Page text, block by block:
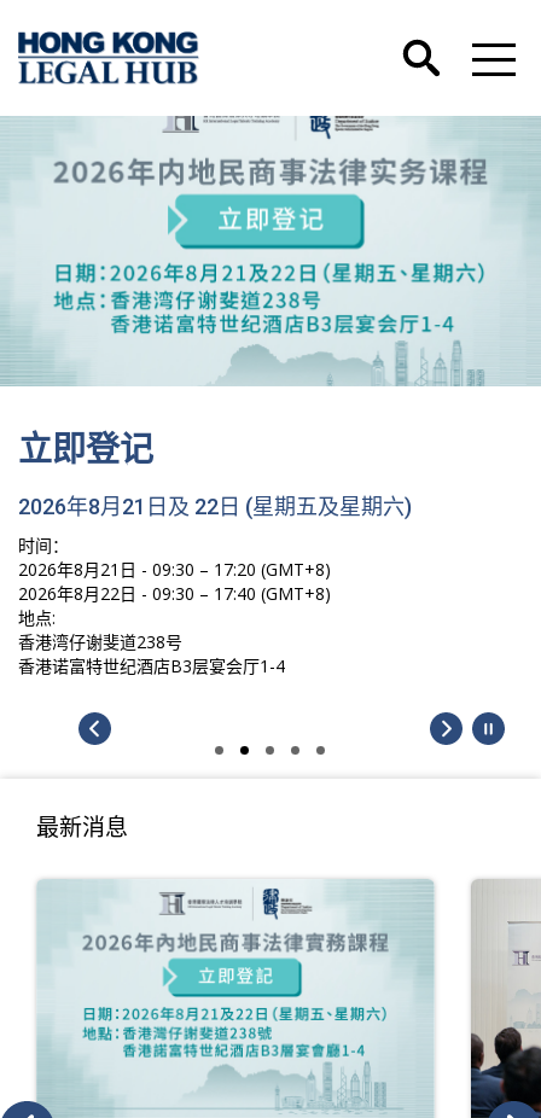
立即登记
2026年8月21日及 22日 (星期五及星期六)
时间：
2026年8月21日 - 09:30 – 17:20 (GMT+8)
2026年8月22日 - 09:30 – 17:40 (GMT+8)
地点:
香港湾仔谢斐道238号
香港诺富特世纪酒店B3层宴会厅1-4
最新消息